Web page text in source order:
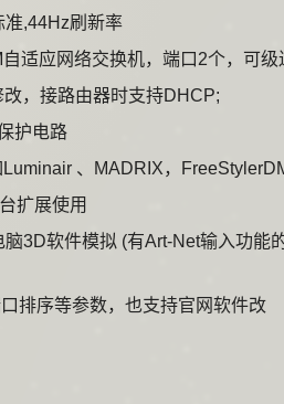
准,44Hz刷新率
适应网络交换机，端口2个，可级
，接路由器时支持DHCP;
护电路
、MADRIX，
扩展使用
3D软件模拟 (有Art-Net输入功
排序等参数，也支持官网软件改